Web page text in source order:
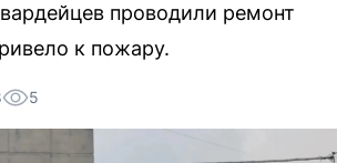
проводили ремонт
к пожару.
5